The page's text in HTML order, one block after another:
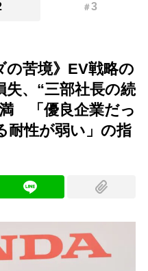
＃3
の苦境》EV戦略の
、“三部社長の続
「優良企業だっ
耐性が弱い」の指